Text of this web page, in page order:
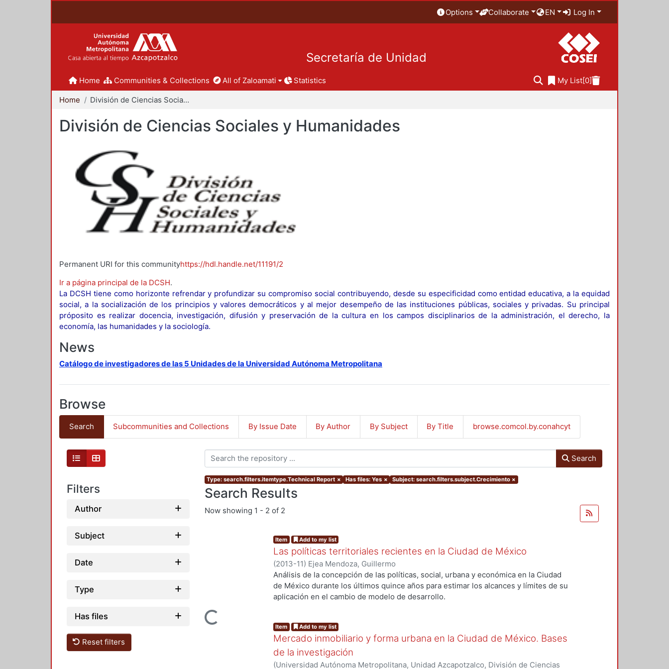
Options Collaborate EN Log In
Secretaría de Unidad
Home Communities & Collections All of Zaloamati Statistics My List[0]
Home División de Ciencias Sociales y Humanidades
División de Ciencias Sociales y Humanidades
Permanent URI for this communityhttps://hdl.handle.net/11191/2
Ir a página principal de la DCSH.
La DCSH tiene como horizonte refrendar y profundizar su compromiso social contribuyendo, desde su especificidad como entidad educativa, a la equidad
social, a la socialización de los principios y valores democráticos y al mejor desempeño de las instituciones públicas, sociales y privadas. Su principal
próposito es realizar docencia, investigación, difusión y preservación de la cultura en los campos disciplinarios de la administración, el derecho, la
economía, las humanidades y la sociología.
News
Catálogo de investigadores de las 5 Unidades de la Universidad Autónoma Metropolitana
Browse
Search Subcommunities and Collections By Issue Date By Author By Subject By Title browse.comcol.by.conahcyt
Filters
Author
Subject
Date
Type
Has files
Reset filters
Search
Type: search.filters.itemtype.Technical Report × Has files: Yes × Subject: search.filters.subject.Crecimiento ×
Search Results
Now showing 1 - 2 of 2
Loading...
Item Add to my list
Las políticas territoriales recientes en la Ciudad de México
(2013-11) Ejea Mendoza, Guillermo
Análisis de la concepción de las políticas, social, urbana y económica en la Ciudad
de México durante los últimos quince años para estimar los alcances y límites de su
aplicación en el cambio de modelo de desarrollo.
habla sobre el enmarque de la política de desarrollo urbano; en el cuarto, se
expone sobre la concepción y aplicación de la política económica; y, en el quinto,
se habla sobre los desafíos. PALABRAS CLAVE: Políticas territoriales. Desarrollo
urbano. Capital en movimiento.
Item Add to my list
Mercado inmobiliario y forma urbana en la Ciudad de México. Bases
de la investigación
(Universidad Autónoma Metropolitana, Unidad Azcapotzalco, División de Ciencias